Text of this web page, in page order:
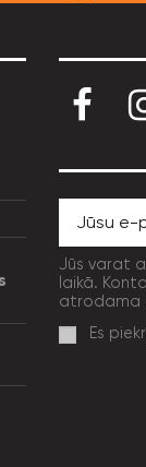
Jūs varat
laikā.
atrodama
Es